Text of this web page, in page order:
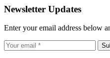
Newsletter Updates
Enter your email address below